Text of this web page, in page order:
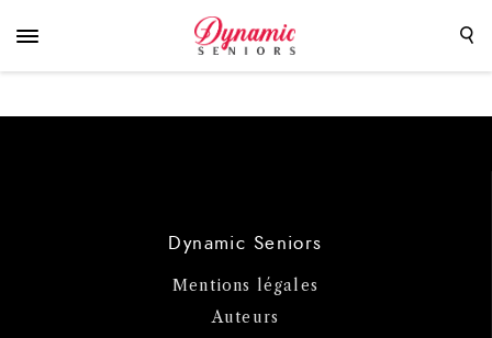
Dynamic Seniors
Mentions légales
Auteurs